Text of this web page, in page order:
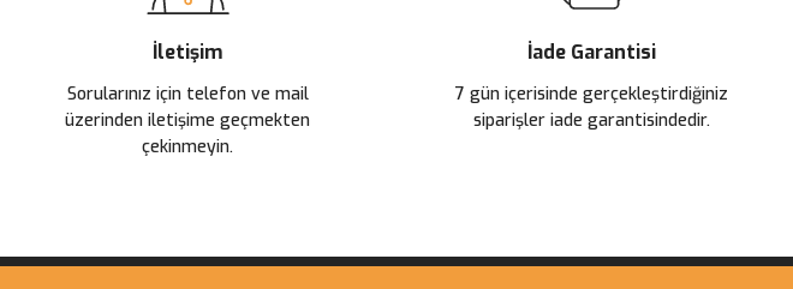
İletişim
Sorularınız için telefon ve mail
üzerinden iletişime geçmekten
çekinmeyin.
İade Garantisi
7 gün içerisinde gerçekleştirdiğiniz
siparişler iade garantisindedir.